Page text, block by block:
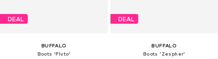
DEAL
BUFFALO
Boots 'Pluto'
DEAL
BUFFALO
Boots 'Zespher'